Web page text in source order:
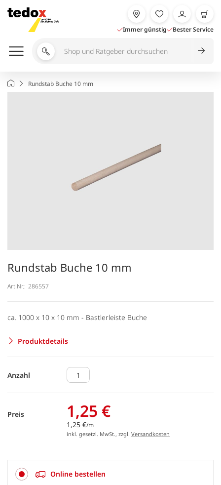
Inhalt
springen
Immer günstig Bester Service
Shop
durchsuchen
StartseiteRundstab Buche 10 mm
Rundstab Buche 10 mm
Art.Nr.: 286557
ca. 1000 x 10 x 10 mm - Bastlerleiste Buche
Produktdetails
Anzahl
Preis 1,25 €
1,25 €/m
inkl. gesetzl. MwSt., zzgl. Versandkosten
Online bestellen